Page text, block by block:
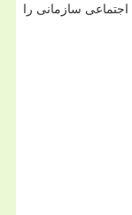
سازمانی را